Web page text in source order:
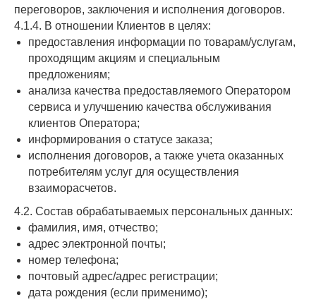
переговоров, заключения и исполнения договоров.
4.1.4. В отношении Клиентов в целях:
предоставления информации по товарам/услугам,
проходящим акциям и специальным
предложениям;
анализа качества предоставляемого Оператором
сервиса и улучшению качества обслуживания
клиентов Оператора;
информирования о статусе заказа;
исполнения договоров, а также учета оказанных
потребителям услуг для осуществления
взаиморасчетов.
4.2. Состав обрабатываемых персональных данных:
фамилия, имя, отчество;
адрес электронной почты;
номер телефона;
почтовый адрес/адрес регистрации;
дата рождения (если применимо);